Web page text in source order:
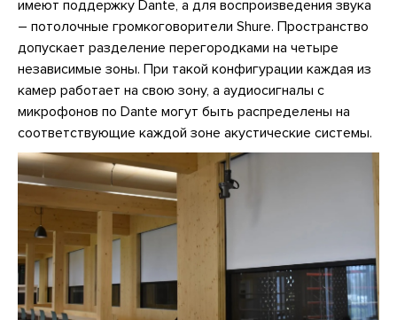
имеют поддержку Dante, а для воспроизведения звука
– потолочные громкоговорители Shure. Пространство
допускает разделение перегородками на четыре
независимые зоны. При такой конфигурации каждая из
камер работает на свою зону, а аудиосигналы с
микрофонов по Dante могут быть распределены на
соответствующие каждой зоне акустические системы.